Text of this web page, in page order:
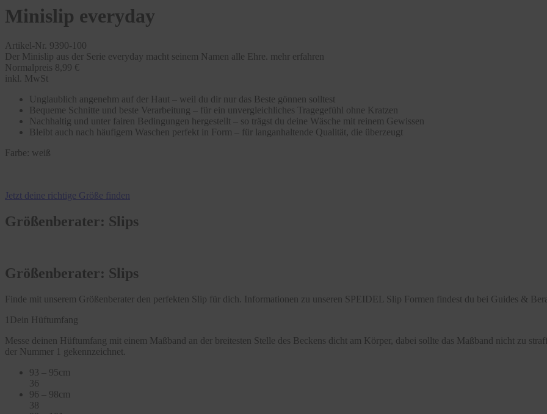
Minislip everyday
Artikel-Nr. 9390-100
Der Minislip aus der Serie everyday macht seinem Namen alle Ehre. mehr erfahren
Normalpreis 8,99 €
inkl. MwSt
Unglaublich angenehm auf der Haut – weil du dir nur das Beste gönnen solltest
Bequeme Schnitte und beste Verarbeitung – für ein unvergleichliches Tragegefühl ohne Kratzen
Nachhaltig und unter fairen Bedingungen hergestellt – so trägst du deine Wäsche mit reinem Gewissen
Bleibt auch nach häufigem Waschen perfekt in Form – für langanhaltende Qualität, die überzeugt
Farbe: weiß
Jetzt deine richtige Größe finden
Größenberater: Slips
Größenberater: Slips
Finde mit unserem Größenberater den perfekten Slip für dich. Informationen zu unseren SPEIDEL Slip Formen findest du bei Guides &
1 Dein Hüftumfang
Messe deinen Hüftumfang mit einem Maßband an der breitesten Stelle des Beckens dicht am Körper, dabei sollte das Maßband nicht zu
der Nummer 1 gekennzeichnet.
93 – 95cm
36
96 – 98cm
38